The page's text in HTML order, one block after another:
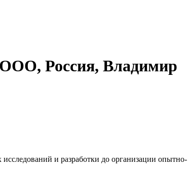
Россия, Владимир
и разработки до организации опытно-